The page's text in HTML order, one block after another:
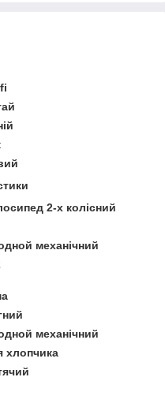
2-х колісний
механічний
механічний
хлопчика